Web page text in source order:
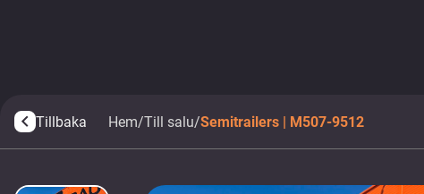
arrow_back_ios Tillbaka Hem/Till salu/Semitrailers | M507-9512